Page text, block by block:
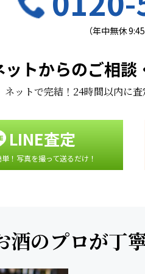
（年中無休
ットからのご相談
ネットで完結！24時間以内に査
LINE査定
！写真を撮って送るだけ！
酒のプロが丁